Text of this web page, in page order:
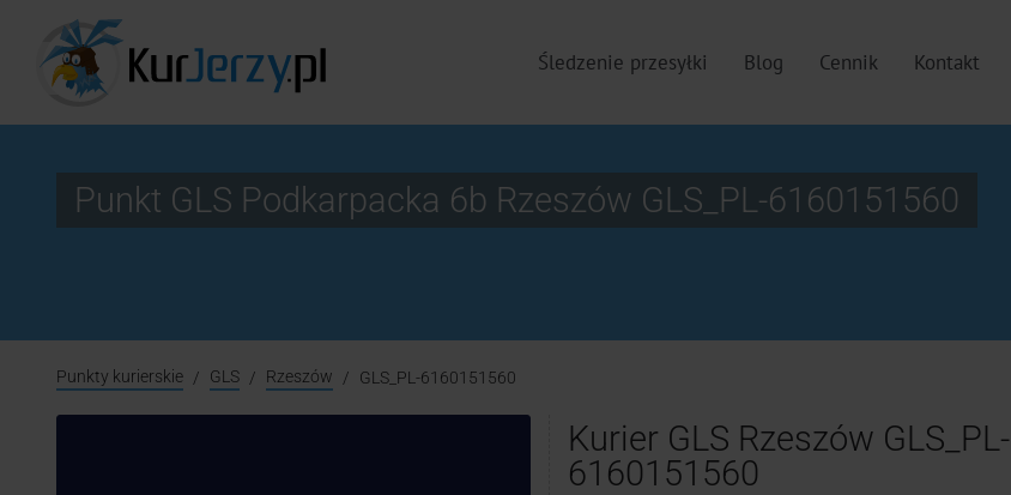
Śledzenie przesyłki Blog Cennik Kontakt
Punkt GLS Podkarpacka 6b Rzeszów GLS_PL-6160151560
Punkty kurierskie GLS Rzeszów GLS_PL-6160151560
Kurier GLS Rzeszów GLS_PL-
6160151560